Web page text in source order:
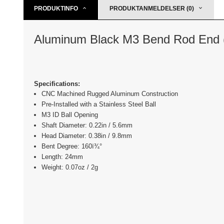
PRODUKTINFO PRODUKTANMELDELSER (0)
Aluminum Black M3 Bend Rod End
Specifications:
CNC Machined Rugged Aluminum Construction
Pre-Installed with a Stainless Steel Ball
M3 ID Ball Opening
Shaft Diameter: 0.22in / 5.6mm
Head Diameter: 0.38in / 9.8mm
Bent Degree: 160ï¾°
Length: 24mm
Weight: 0.07oz / 2g